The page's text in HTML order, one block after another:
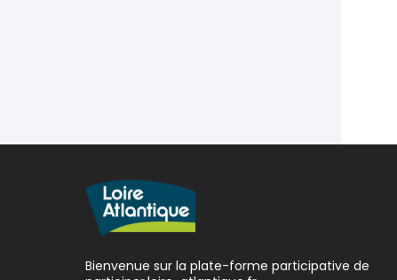
Bienvenue sur la plate-forme participative de